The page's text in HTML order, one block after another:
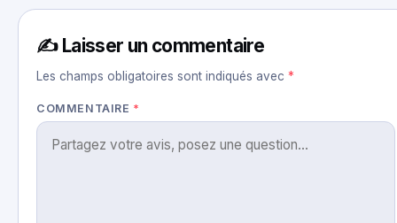
✍️ Laisser un commentaire
Les champs obligatoires sont indiqués avec *
COMMENTAIRE *